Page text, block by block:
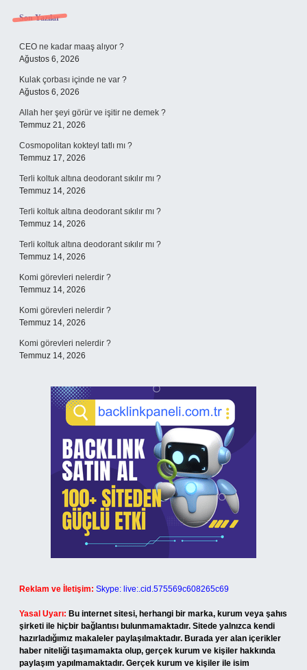
Sidebar
Son Yazılar
CEO ne kadar maaş alıyor ?
Ağustos 6, 2026
Kulak çorbası içinde ne var ?
Ağustos 6, 2026
Allah her şeyi görür ve işitir ne demek ?
Temmuz 21, 2026
Cosmopolitan kokteyl tatlı mı ?
Temmuz 17, 2026
Terli koltuk altına deodorant sıkılır mı ?
Temmuz 14, 2026
Terli koltuk altına deodorant sıkılır mı ?
Temmuz 14, 2026
Terli koltuk altına deodorant sıkılır mı ?
Temmuz 14, 2026
Komi görevleri nelerdir ?
Temmuz 14, 2026
Komi görevleri nelerdir ?
Temmuz 14, 2026
Komi görevleri nelerdir ?
Temmuz 14, 2026
Reklam ve İletişim: Skype: live:.cid.575569c608265c69
Yasal Uyarı: Bu internet sitesi, herhangi bir marka, kurum veya şahıs
şirketi ile hiçbir bağlantısı bulunmamaktadır. Sitede yalnızca kendi
hazırladığımız makaleler paylaşılmaktadır. Burada yer alan içerikler
haber niteliği taşımamakta olup, gerçek kurum ve kişiler hakkında
paylaşım yapılmamaktadır. Gerçek kurum ve kişiler ile isim